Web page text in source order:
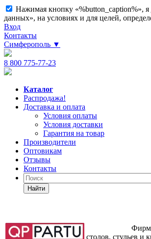
Нажимая кнопку «%button_caption%»,
данных», на условиях и для целей,
Вход
Контакты
Симферополь ▼
8 800 775-77-23
Каталог
Распродажа!
Доставка и оплата
Условия оплаты
Условия доставки
Гарантия на товар
Производители
Оптовикам
Отзывы
Контакты
Найти
столов, стульев и